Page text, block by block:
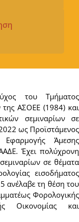
του Τμήματος
της ΑΣΟΕΕ (1984) και
σεμιναρίων σε
ως Προϊστάμενος
Άμεσης
Έχει πολύχρονη
σε θέματα
εισοδήματος
ανέλαβε τη θέση του
Φορολογικής
Οικονομίας και